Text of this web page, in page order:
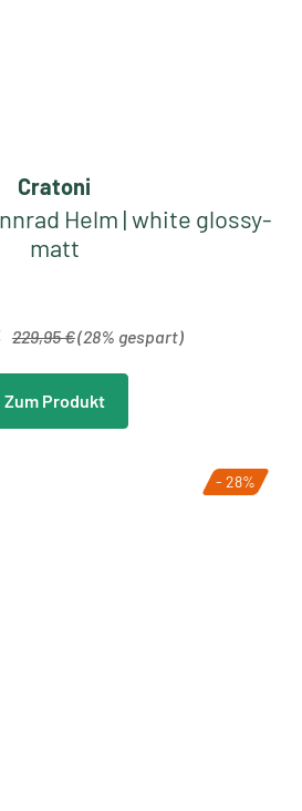
Cratoni
Helm | white glossy-
matt
Regulärer Preis:
229,95 €(28% gespart)
Zum Produkt
- 28%